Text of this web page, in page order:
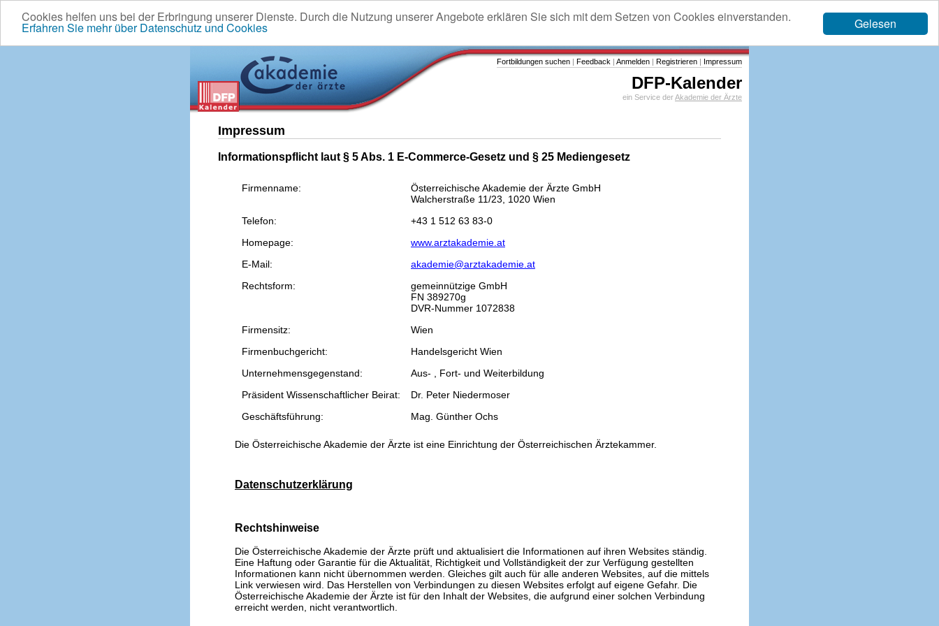
Gelesen
Cookies helfen uns bei der Erbringung unserer Dienste. Durch die Nutzung unserer Angebote erklären Sie sich mit dem Setzen von Cookies einverstanden.
Erfahren Sie mehr über Datenschutz und Cookies
Fortbildungen suchen | Feedback | Anmelden | Registrieren | Impressum
DFP-Kalender
ein Service derAkademie der Ärzte
Impressum
Informationspflicht laut § 5 Abs. 1 E-Commerce-Gesetz und § 25 Mediengesetz
Firmenname:
Österreichische Akademie der Ärzte GmbH
Walcherstraße 11/23, 1020 Wien
Telefon:
+43 1 512 63 83-0
Homepage:
www.arztakademie.at
E-Mail:
akademie@arztakademie.at
Rechtsform:
gemeinnützige GmbH
FN 389270g
DVR-Nummer 1072838
Firmensitz:
Wien
Firmenbuchgericht:
Handelsgericht Wien
Unternehmensgegenstand:
Aus- , Fort- und Weiterbildung
Präsident Wissenschaftlicher Beirat:
Dr. Peter Niedermoser
Geschäftsführung:
Mag. Günther Ochs
Die Österreichische Akademie der Ärzte ist eine Einrichtung der Österreichischen Ärztekammer.
Datenschutzerklärung
Rechtshinweise
Die Österreichische Akademie der Ärzte prüft und aktualisiert die Informationen auf ihren Websites ständig.
Eine Haftung oder Garantie für die Aktualität, Richtigkeit und Vollständigkeit der zur Verfügung gestellten
Informationen kann nicht übernommen werden. Gleiches gilt auch für alle anderen Websites, auf die mittels
Link verwiesen wird. Das Herstellen von Verbindungen zu diesen Websites erfolgt auf eigene Gefahr. Die
Österreichische Akademie der Ärzte ist für den Inhalt der Websites, die aufgrund einer solchen Verbindung
erreicht werden, nicht verantwortlich.